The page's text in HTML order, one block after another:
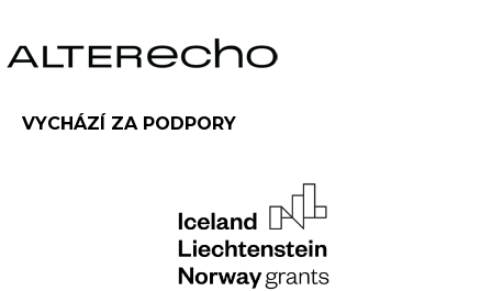
VYCHÁZÍ ZA PODPORY